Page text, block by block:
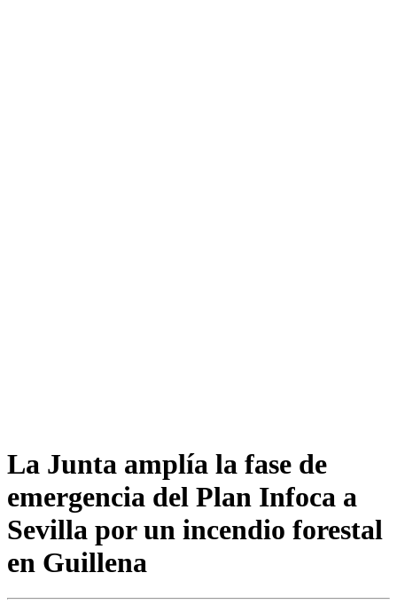
La Junta amplía la fase de
emergencia del Plan Infoca a
Sevilla por un incendio forestal
en Guillena